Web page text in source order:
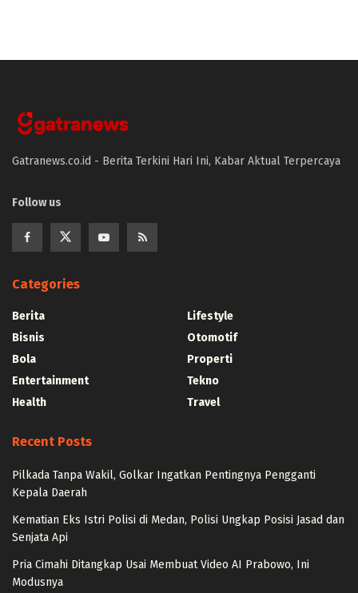
Gatranews.co.id - Berita Terkini Hari Ini, Kabar Aktual Terpercaya
Follow us
Categories
Berita
Bisnis
Bola
Entertainment
Health
Lifestyle
Otomotif
Properti
Tekno
Travel
Recent Posts
Pilkada Tanpa Wakil, Golkar Ingatkan Pentingnya Pengganti
Kepala Daerah
Kematian Eks Istri Polisi di Medan, Polisi Ungkap Posisi Jasad dan
Senjata Api
Pria Cimahi Ditangkap Usai Membuat Video AI Prabowo, Ini
Modusnya